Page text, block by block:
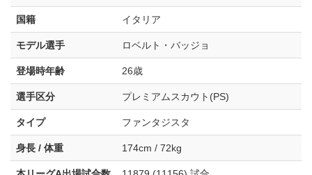
国籍 イタリア
モデル選手 ロベルト・バッジョ
登場時年齢 26歳
選手区分 プレミアムスカウト(PS)
タイプ ファンタジスタ
身長 / 体重 174cm / 72kg